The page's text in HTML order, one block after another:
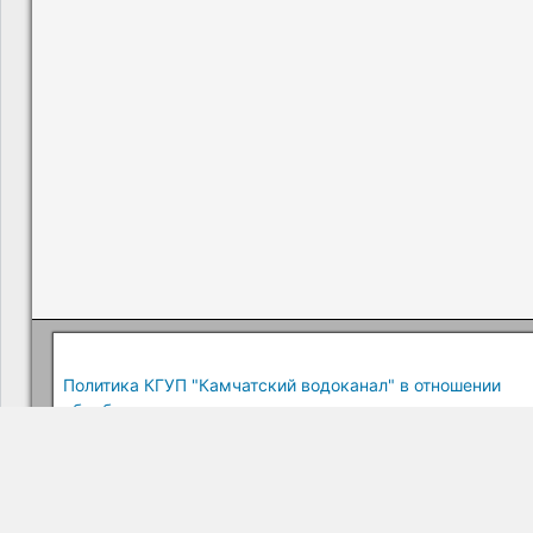
Политика КГУП "Камчатский водоканал" в отношении
обработки персональных данных